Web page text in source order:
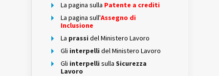
La pagina sulla Patente a crediti
La pagina sull'Assegno di
Inclusione
La prassi del Ministero Lavoro
Gli interpelli del Ministero Lavoro
Gli interpelli sulla Sicurezza
Lavoro